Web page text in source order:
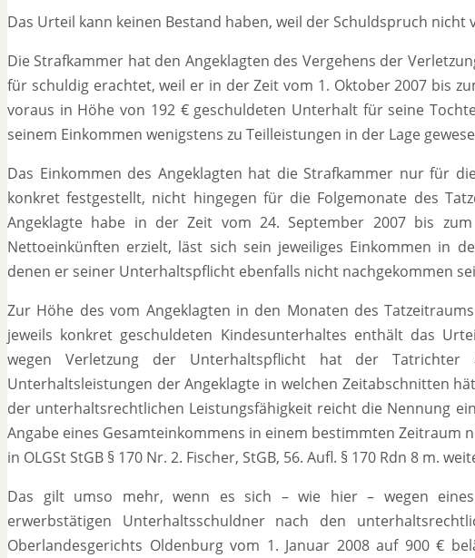
Das Urteil kann keinen Bestand haben, weil der Schuldspruch
Die Strafkammer hat den Angeklagten des Vergehens der
für schuldig erachtet, weil er in der Zeit vom 1. Oktober 2007 bis
voraus in Höhe von 192 € geschuldeten Unterhalt für seine
seinem Einkommen wenigstens zu Teilleistungen in der Lage
Das Einkommen des Angeklagten hat die Strafkammer nur für
konkret festgestellt, nicht hingegen für die Folgemonate des
Angeklagte habe in der Zeit vom 24. September 2007 bis
Nettoeinkünften erzielt, läst sich sein jeweiliges Einkommen in
denen er seiner Unterhaltspflicht ebenfalls nicht nachgekommen
Zur Höhe des vom Angeklagten in den Monaten des
jeweils konkret geschuldeten Kindesunterhaltes enthält das
wegen Verletzung der Unterhaltspflicht hat der Tatrichter
Unterhaltsleistungen der Angeklagte in welchen Zeitabschnitten
der unterhaltsrechtlichen Leistungsfähigkeit reicht die Nennung
Angabe eines Gesamteinkommens in einem bestimmten Zeitraum
in OLGSt StGB § 170 Nr. 2. Fischer, StGB, 56. Aufl. § 170 Rdn 8 m.
Das gilt umso mehr, wenn es sich – wie hier – wegen
erwerbstätigen Unterhaltsschuldner nach den
Oberlandesgerichts Oldenburg vom 1. Januar 2008 auf 900 €